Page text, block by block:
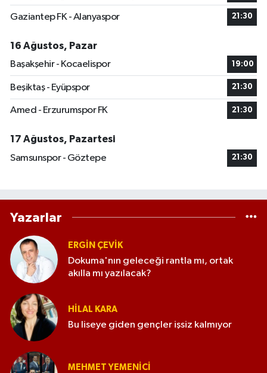
Gaziantep FK - Alanyaspor 21:30
16 Ağustos, Pazar
Başakşehir - Kocaelispor
19:00
Beşiktaş - Eyüpspor 21:30
Amed - Erzurumspor FK 21:30
17 Ağustos, Pazartesi
Samsunspor - Göztepe
21:30
Yazarlar
ERGIN ÇEVİK
Dokuma'nın geleceği rantla mı, ortak
akılla mı yazılacak?
HILAL KARA
Bu liseye giden gençler işsiz kalmıyor
MEHMET YEMENICI